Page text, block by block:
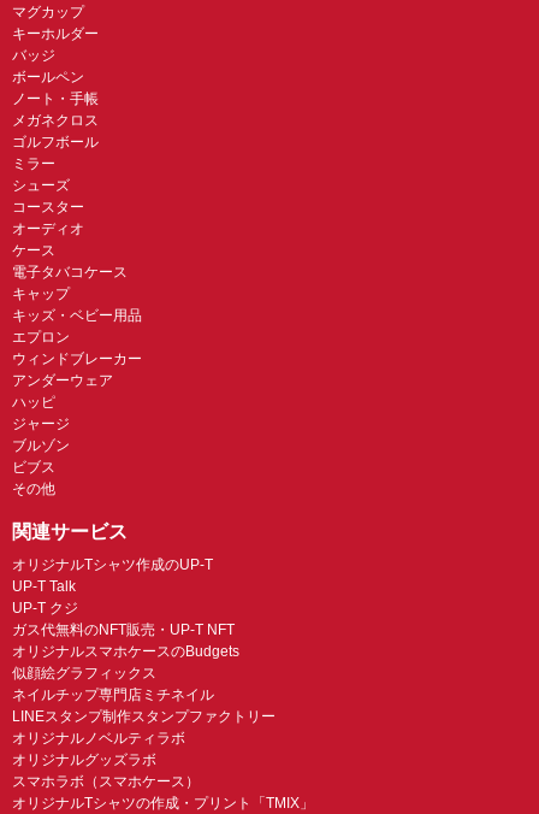
マグカップ
キーホルダー
バッジ
ボールペン
ノート・手帳
メガネクロス
ゴルフボール
ミラー
シューズ
コースター
オーディオ
ケース
電子タバコケース
キャップ
キッズ・ベビー用品
エプロン
ウィンドブレーカー
アンダーウェア
ハッピ
ジャージ
ブルゾン
ビブス
その他
関連サービス
オリジナルTシャツ作成のUP-T
UP-T Talk
UP-T クジ
ガス代無料のNFT販売・UP-T NFT
オリジナルスマホケースのBudgets
似顔絵グラフィックス
ネイルチップ専門店ミチネイル
LINEスタンプ制作スタンプファクトリー
オリジナルノベルティラボ
オリジナルグッズラボ
スマホラボ（スマホケース）
オリジナルTシャツの作成・プリント「TMIX」